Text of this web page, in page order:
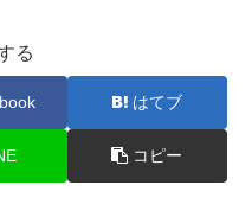
る
はてブ
コピー